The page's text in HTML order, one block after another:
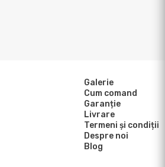
Galerie
Cum comand
Garanție
Livrare
Termeni și condiții
Despre noi
Blog